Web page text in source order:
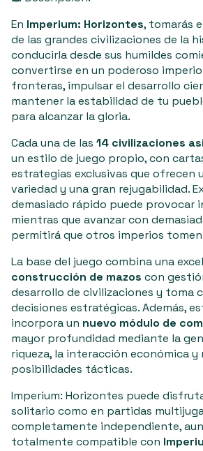
En Imperium: Horizontes, tomarás
de las grandes civilizaciones de la
conducirla desde sus humildes
convertirse en un poderoso
fronteras, impulsar el desarrollo
mantener la estabilidad de tu
para alcanzar la gloria.
Cada una de las 14 civilizaciones
un estilo de juego propio, con
estrategias exclusivas que ofrecen
variedad y una gran rejugabilidad.
demasiado rápido puede provocar
mientras que avanzar con
permitirá que otros imperios
La base del juego combina una
construcción de mazos con
desarrollo de civilizaciones y toma
decisiones estratégicas. Además,
incorpora un nuevo módulo de
mayor profundidad mediante la
riqueza, la interacción económica y
posibilidades tácticas.
Imperium: Horizontes puede
solitario como en partidas
completamente independiente,
totalmente compatible con